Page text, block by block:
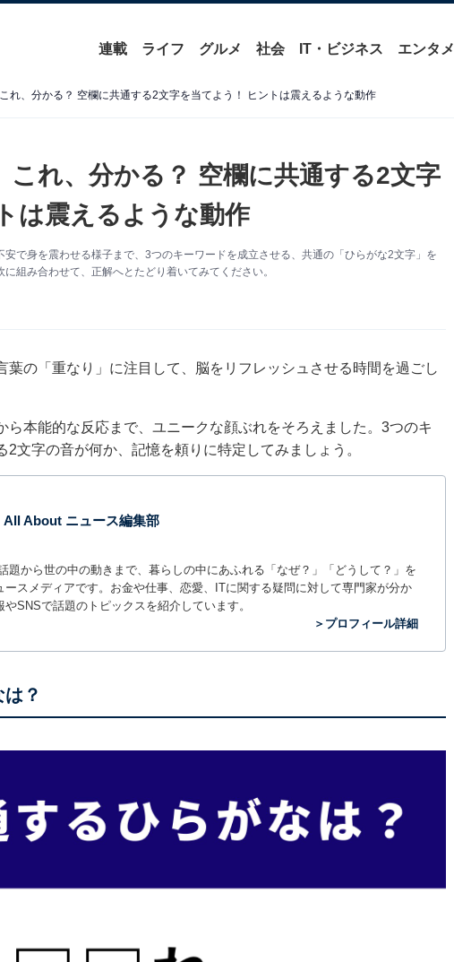
連載 ライフ グルメ 社会 IT・ビジネス エンタメ
れ、分かる？ 空欄に共通する2文字を当てよう！ ヒントは震えるような動作
これ、分かる？ 空欄に共通する2文字
は震えるような動作
で身を震わせる様子まで、3つのキーワードを成立させる、共通の「ひらがな2文字」を
組み合わせて、正解へとたどり着いてみてください。
葉の「重なり」に注目して、脳をリフレッシュさせる時間を過ごし
ら本能的な反応まで、ユニークな顔ぶれをそろえました。3つのキ
文字の音が何か、記憶を頼りに特定してみましょう。
All About ニュース編集部
題から世の中の動きまで、暮らしの中にあふれる「なぜ？」「どうして？」を
スメディアです。お金や仕事、恋愛、ITに関する疑問に対して専門家が分か
SNSで話題のトピックスを紹介しています。
＞プロフィール詳細
？